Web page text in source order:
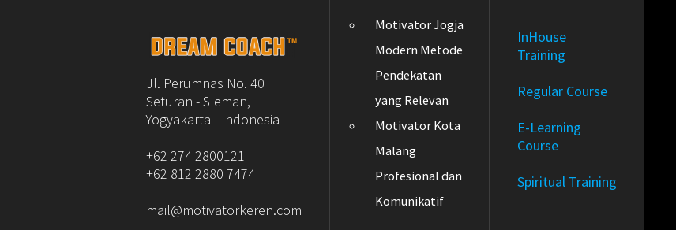
Jl. Perumnas No. 40
Seturan - Sleman,
Yogyakarta - Indonesia
+62 274 2800121
+62 812 2880 7474
mail@motivatorkeren.com
Motivator Jogja
Modern Metode
Pendekatan
yang Relevan
Motivator Kota
Malang
Profesional dan
Komunikatif
InHouse
Training
Regular Course
E-Learning
Course
Spiritual Training